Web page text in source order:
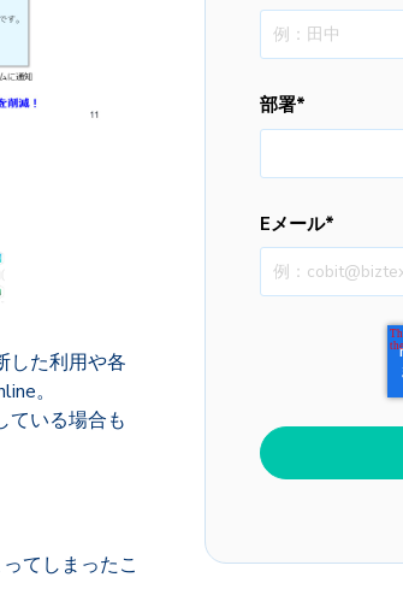
した利用や各
。
ている場合も
てしまったこ
部署*
Eメール*